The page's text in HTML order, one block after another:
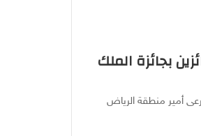
بجائزة الملك
أمير منطقة الرياض